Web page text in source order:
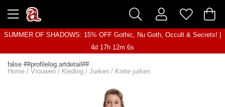
SUMMER OF SHADOWS: 15% OFF Gothic, Nu Goth, Occult & Secrets! |
4d 17h 12m 6s
false ##profilelog.artdetail##
Home / Vrouwen / Kleding / Jurken / Korte jurken